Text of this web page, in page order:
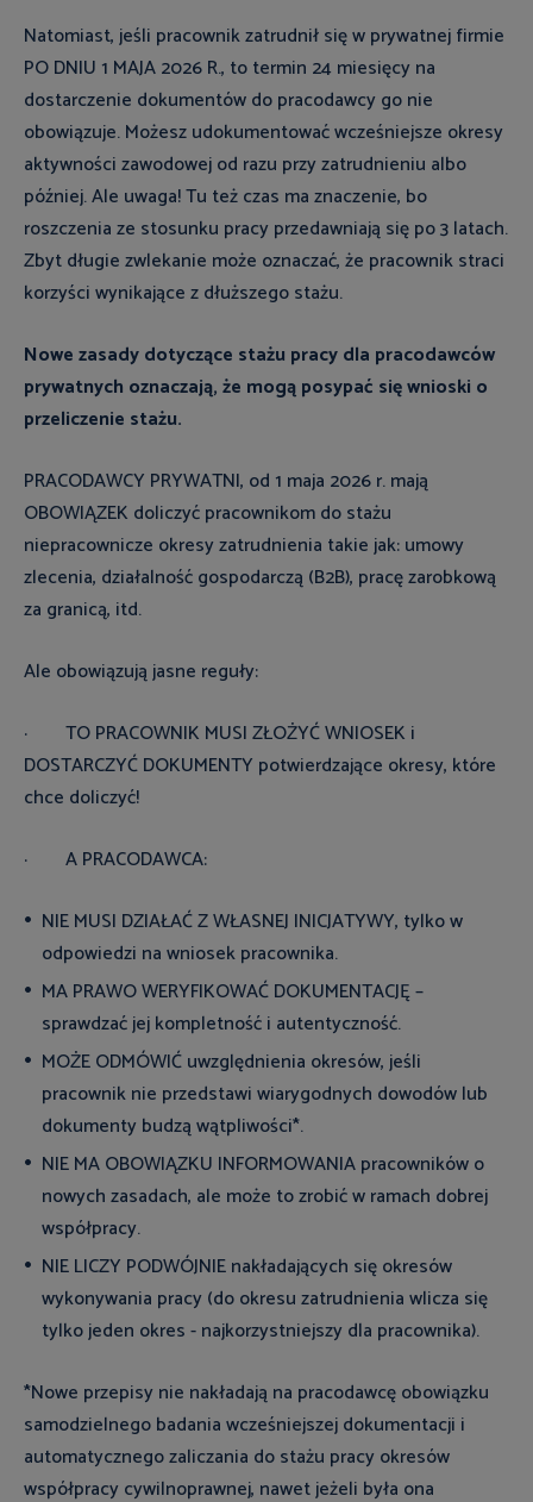
Natomiast, jeśli pracownik zatrudnił się w prywatnej firmie
PO DNIU 1 MAJA 2026 R., to termin 24 miesięcy na
dostarczenie dokumentów do pracodawcy go nie
obowiązuje. Możesz udokumentować wcześniejsze okresy
aktywności zawodowej od razu przy zatrudnieniu albo
później. Ale uwaga! Tu też czas ma znaczenie, bo
roszczenia ze stosunku pracy przedawniają się po 3 latach.
Zbyt długie zwlekanie może oznaczać, że pracownik straci
korzyści wynikające z dłuższego stażu.
Nowe zasady dotyczące stażu pracy dla pracodawców
prywatnych oznaczają, że mogą posypać się wnioski o
przeliczenie stażu.
PRACODAWCY PRYWATNI, od 1 maja 2026 r. mają
OBOWIĄZEK doliczyć pracownikom do stażu
niepracownicze okresy zatrudnienia takie jak: umowy
zlecenia, działalność gospodarczą (B2B), pracę zarobkową
za granicą, itd.
Ale obowiązują jasne reguły:
· TO PRACOWNIK MUSI ZŁOŻYĆ WNIOSEK i
DOSTARCZYĆ DOKUMENTY potwierdzające okresy, które
chce doliczyć!
· A PRACODAWCA:
NIE MUSI DZIAŁAĆ Z WŁASNEJ INICJATYWY, tylko w
odpowiedzi na wniosek pracownika.
MA PRAWO WERYFIKOWAĆ DOKUMENTACJĘ –
sprawdzać jej kompletność i autentyczność.
MOŻE ODMÓWIĆ uwzględnienia okresów, jeśli
pracownik nie przedstawi wiarygodnych dowodów lub
dokumenty budzą wątpliwości*.
NIE MA OBOWIĄZKU INFORMOWANIA pracowników o
nowych zasadach, ale może to zrobić w ramach dobrej
współpracy.
NIE LICZY PODWÓJNIE nakładających się okresów
wykonywania pracy (do okresu zatrudnienia wlicza się
tylko jeden okres - najkorzystniejszy dla pracownika).
*Nowe przepisy nie nakładają na pracodawcę obowiązku
samodzielnego badania wcześniejszej dokumentacji i
automatycznego zaliczania do stażu pracy okresów
współpracy cywilnoprawnej, nawet jeżeli była ona